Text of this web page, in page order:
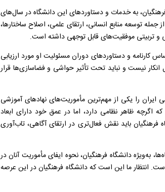
به خدمات و دستاوردهای این دانشگاه در سال‌های
توسعه منابع انسانی، ارتقای علمی، اصلاح ساختارها،
تربیتی موفقیت‌های قابل توجهی داشته است.
کارنامه و دستاوردهای دوران مسئولیت او مورد ارزیابی
انکار نیست و نباید تحت تأثیر حواشی و فضاسازی‌ها قرار
ایران را یکی از مهم‌ترین مأموریت‌های نهادهای آموزشی
ظاهر نظامی دارد، اما در عمق خود دارای ابعاد
باید نقش فعال‌تری در ارتقای آگاهی، تاب‌آوری
به‌ویژه دانشگاه فرهنگیان، نحوه ایفای مأموریت آنان در
انتظار ما این است که دانشگاه فرهنگیان در این عرصه